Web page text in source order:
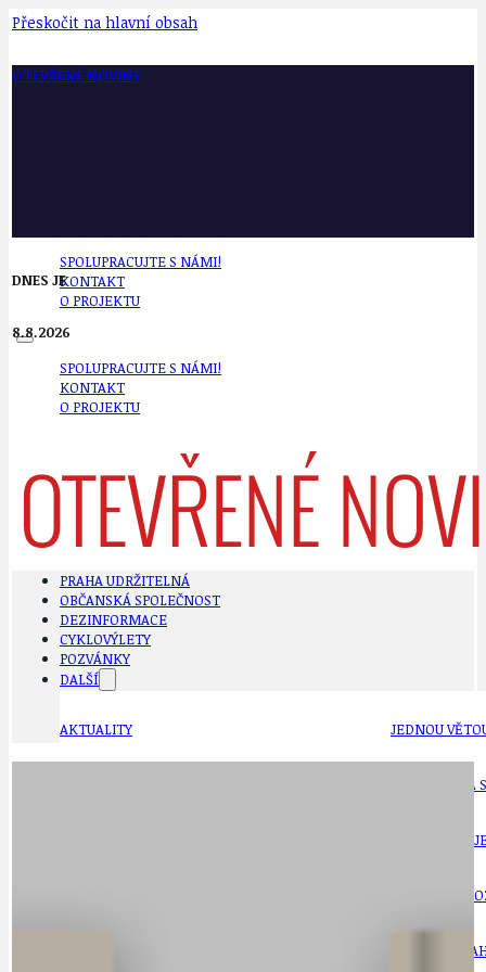
Přeskočit na hlavní obsah
OTEVŘENÉ NOVINY
SPOLUPRACUJTE S NÁMI!
KONTAKT
O PROJEKTU
SPOLUPRACUJTE S NÁMI!
KONTAKT
O PROJEKTU
DNES JE
8.8.2026
PRAHA UDRŽITELNÁ
OBČANSKÁ SPOLEČNOST
DEZINFORMACE
CYKLOVÝLETY
POZVÁNKY
DALŠÍ
AKTUALITY JEDNOU
KLÁNOVICKÁ
KRUHOVÝ
KULTURNÍ
NÁDRAŽÍ